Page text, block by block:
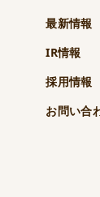
最新情報
IR情報
採用情報
お問い合